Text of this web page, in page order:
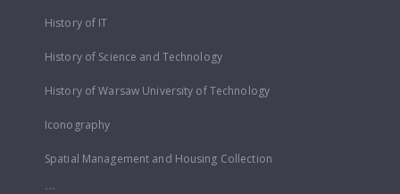
History of IT
History of Science and Technology
History of Warsaw University of Technology
Iconography
Spatial Management and Housing Collection
...